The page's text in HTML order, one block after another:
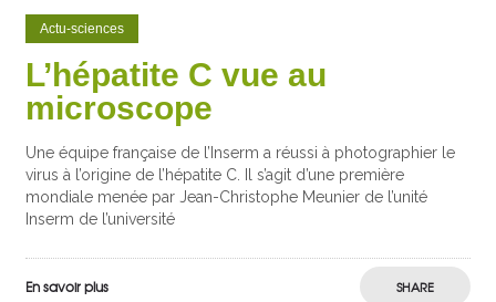
Actu-sciences
L’hépatite C vue au
microscope
Une équipe française de l’Inserm a réussi à photographier le
virus à l’origine de l’hépatite C. Il s’agit d’une première
mondiale menée par Jean-Christophe Meunier de l’unité
Inserm de l’université
En savoir plus SHARE